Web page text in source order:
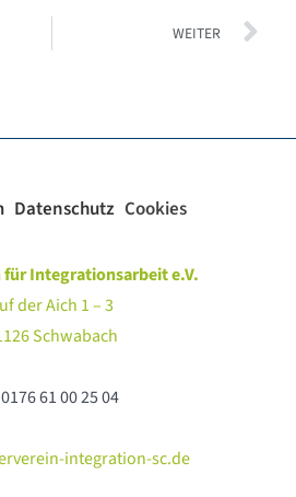
WEITER
Datenschutz Cookies
für Integrationsarbeit e.V.
der Aich 1 – 3
Schwabach
61 00 25 04
integration-sc.de